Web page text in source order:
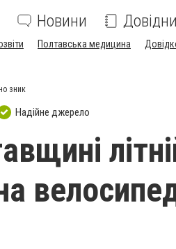
Новини
Полтавська медицина
зник
Надійне джерело